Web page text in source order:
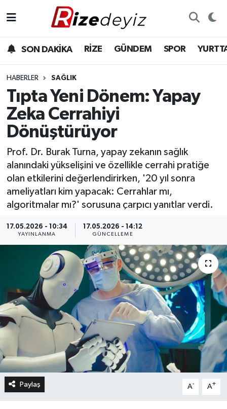
SON DAKİKA RİZE GÜNDEM SPOR
HABERLER SAĞLIK
Tıpta Yeni Dönem: Yapay
Zeka Cerrahiyi
Dönüştürüyor
Prof. Dr. Burak Turna, yapay zekanın sağlık
alanındaki yükselişini ve özellikle cerrahi pratiğe
olan etkilerini değerlendirirken, '20 yıl sonra
ameliyatları kim yapacak: Cerrahlar mı,
algoritmalar mı?' sorusuna çarpıcı yanıtlar verdi.
17.05.2026 - 10:34
YAYINLANMA
17.05.2026 - 14:12
GÜNCELLEME
Paylaş A- A+
Gündem
Yurttan Haberler
Ekonomi
Teknoloji
Sağlık
Rize Hava Durumu
Rize Trafik Yoğunluk Haritası
Süper Lig Puan Durumu ve Fikstür
Tüm Manşetler
Son Dakika Haberleri
Haber Arşivi